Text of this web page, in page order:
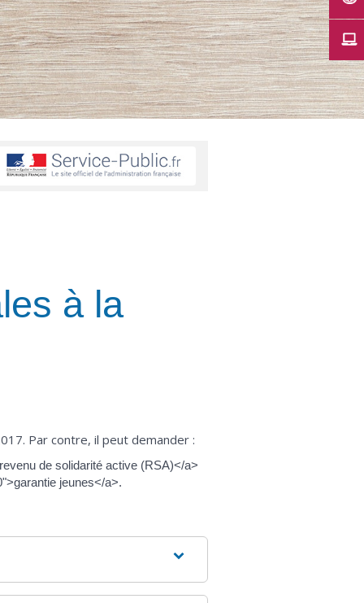
à la
Par contre, il peut demander :
de solidarité active (RSA)</a>
jeunes</a>.